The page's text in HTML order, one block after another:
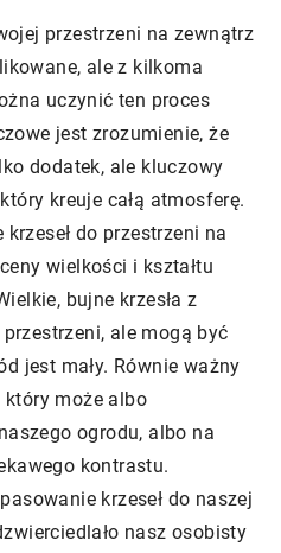
przestrzeni na zewnątrz
ale z kilkoma
uczynić ten proces
jest zrozumienie, że
dodatek, ale kluczowy
kreuje całą atmosferę.
do przestrzeni na
wielkości i kształtu
bujne krzesła z
ale mogą być
jest mały. Równie ważny
który może albo
ogrodu, albo na
kontrastu.
krzeseł do naszej
nasz osobisty